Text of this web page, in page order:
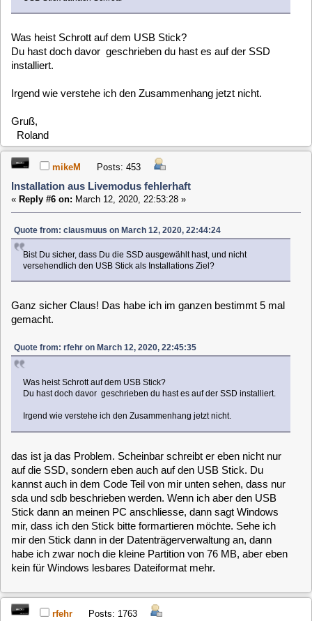
Was heist Schrott auf dem USB Stick?
Du hast doch davor geschrieben du hast es auf der SSD installiert.
das ist ja das Problem. Scheinbar schreibt er eben nicht nur
auf die SSD, sondern eben auch auf den USB Stick. Du
sda und sdb beschrieben werden. Wenn ich aber den USB
Stick dann an meinen PC anschliesse, dann sagt Windows
mir den Stick dann in der Datenträgerverwaltung an, dann
habe ich zwar noch die kleine Partition von 76 MB, aber eben
kein für Windows lesbares Dateiformat mehr.
rfehr Posts: 1763
Installation aus Livemodus fehlerhaft
Hi Mike,
kannst du mal einen Screenshot machen, was du bei der
Code:[Select]
das Systemlaufwerk ist ebenfalls die SSD und als Datenlaufwerk die HDD.
Gruß,
Roland
mikeM Posts: 453
Installation aus Livemodus fehlerhaft
«Reply #8 on:March 12, 2020, 23:05:47 »
Klar, kein Problem. Siehe Anhang!
Installation aus Livemodus fehlerhaft
«Reply #9 on:March 12, 2020, 23:07:07 »